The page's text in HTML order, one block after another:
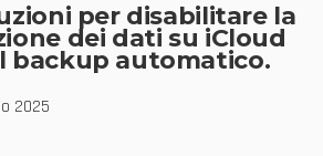
per disabilitare la
dei dati su iCloud
backup automatico.
2025